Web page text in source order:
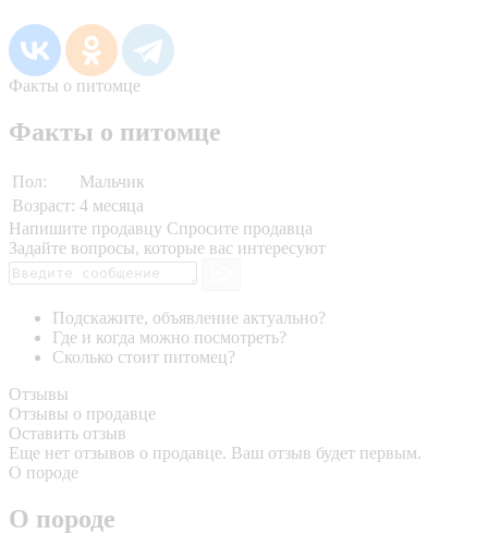
Факты о питомце
Факты о питомце
Пол:
Мальчик
Возраст: 4 месяца
Напишите продавцу Спросите продавца
Задайте вопросы, которые вас интересуют
Подскажите, объявление актуально?
Где и когда можно посмотреть?
Сколько стоит питомец?
Отзывы
Отзывы о продавце
Оставить отзыв
Еще нет отзывов о продавце. Ваш отзыв будет первым.
О породе
О породе